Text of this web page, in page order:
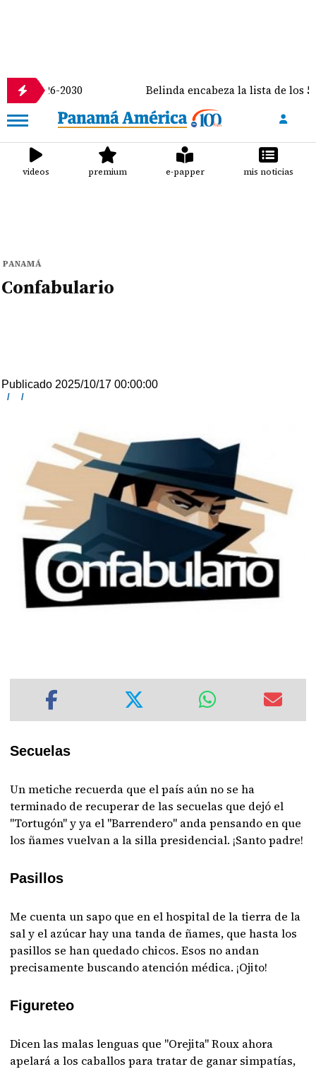
2026-2030 Belinda encabeza la lista de los 50
videos premium e-papper mis noticias
PANAMÁ
Confabulario
Publicado 2025/10/17 00:00:00
/ /
Secuelas
Un metiche recuerda que el país aún no se ha
terminado de recuperar de las secuelas que dejó el
"Tortugón" y ya el "Barrendero" anda pensando en que
los ñames vuelvan a la silla presidencial. ¡Santo padre!
Pasillos
Me cuenta un sapo que en el hospital de la tierra de la
sal y el azúcar hay una tanda de ñames, que hasta los
pasillos se han quedado chicos. Esos no andan
precisamente buscando atención médica. ¡Ojito!
Figureteo
Dicen las malas lenguas que "Orejita" Roux ahora
apelará a los caballos para tratar de ganar simpatías,